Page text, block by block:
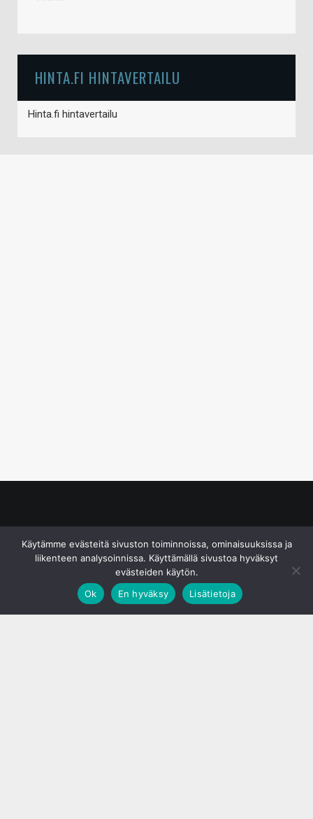
HINTA.FI HINTAVERTAILU
Hinta.fi hintavertailu
Käytämme evästeitä sivuston toiminnoissa, ominaisuuksissa ja
liikenteen analysoinnissa. Käyttämällä sivustoa hyväksyt
evästeiden käytön.
Ok
En hyväksy Lisätietoja